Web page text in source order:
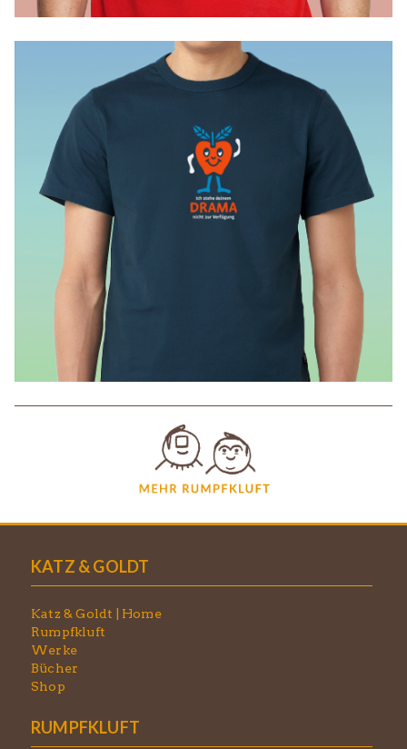
KATZ & GOLDT
Katz & Goldt | Home
Rumpfkluft
Werke
Bücher
Shop
RUMPFKLUFT